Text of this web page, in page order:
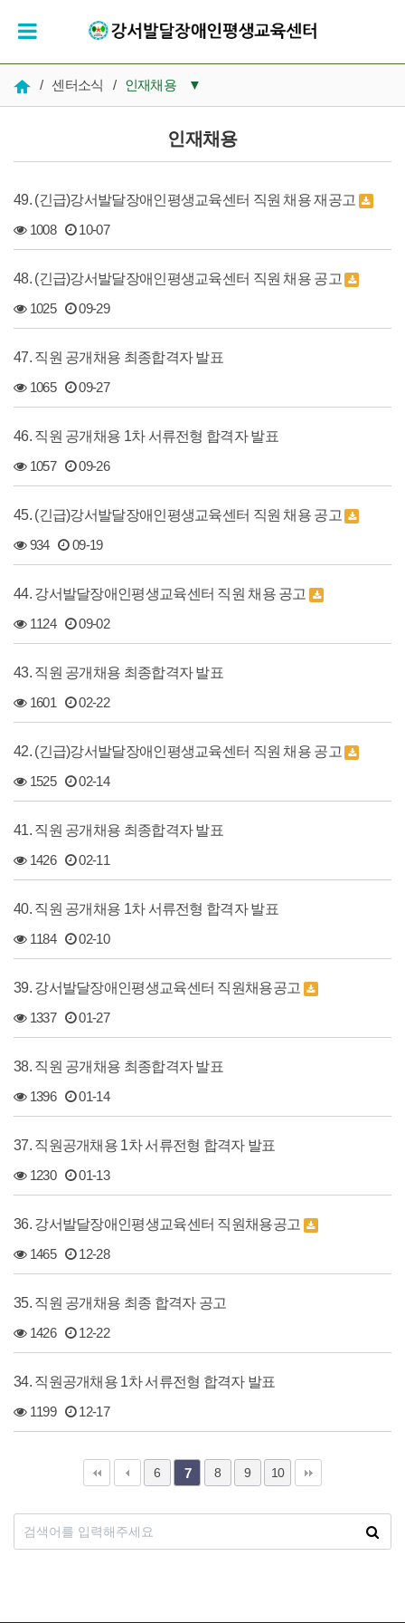
/ 센터소식 / 인재채용 ▼
우리들의 시간
인재채용
인재채용
49. (긴급)강서발달장애인평생교육센터 직원 채용 재공고
1008 10-07
48. (긴급)강서발달장애인평생교육센터 직원 채용 공고
1025 09-29
47. 직원 공개채용 최종합격자 발표
1065 09-27
46. 직원 공개채용 1차 서류전형 합격자 발표
1057 09-26
45. (긴급)강서발달장애인평생교육센터 직원 채용 공고
934 09-19
44. 강서발달장애인평생교육센터 직원 채용 공고
1124 09-02
43. 직원 공개채용 최종합격자 발표
1601 02-22
42. (긴급)강서발달장애인평생교육센터 직원 채용 공고
1525 02-14
41. 직원 공개채용 최종합격자 발표
1426 02-11
40. 직원 공개채용 1차 서류전형 합격자 발표
1184 02-10
39. 강서발달장애인평생교육센터 직원채용공고
1337 01-27
38. 직원 공개채용 최종합격자 발표
1396 01-14
37. 직원공개채용 1차 서류전형 합격자 발표
1230 01-13
36. 강서발달장애인평생교육센터 직원채용공고
1465 12-28
35. 직원 공개채용 최종 합격자 공고
1426 12-22
34. 직원공개채용 1차 서류전형 합격자 발표
1199 12-17
6 7 8 9 10